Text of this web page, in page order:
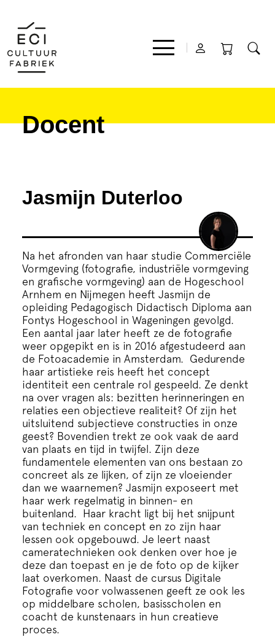
Film
Theater
Expo
Cursus
Onderwijs
ECI Cultuurcafé
Over ons
Contact
Steun ons
Docent
Jasmijn Duterloo
Na het afronden van haar studie Commerciële
Vormgeving (fotografie, industriële vormgeving
en grafische vormgeving) aan de Hogeschool
Arnhem en Nijmegen heeft Jasmijn de
opleiding Pedagogisch Didactisch Diploma aan
Fontys Hogeschool in Wageningen gevolgd.
Een aantal jaar later heeft ze de fotografie
weer opgepikt en is in 2016 afgestudeerd aan
de Fotoacademie in Amsterdam. Gedurende
haar artistieke reis heeft het concept
identiteit een centrale rol gespeeld. Ze denkt
na over vragen als: bezitten herinneringen en
relaties een objectieve realiteit? Of zijn het
uitsluitend subjectieve constructies in onze
geest? Bovendien trekt ze ook vaak de aard
van plaats en tijd in twijfel. Zijn deze
fundamentele elementen van ons bestaan zo
concreet als ze lijken, of zijn ze vloeiender
dan we waarnemen? Jasmijn exposeert met
haar werk regelmatig in binnen- en
buitenland. Haar kracht ligt bij het snijpunt
van techniek en concept en zo zijn haar
lessen ook opgebouwd. Je leert naast
cameratechnieken ook denken over hoe je
deze dan toepast en je de foto op de kijker
laat overkomen. Naast de cursus Digitale
Fotografie voor volwassenen geeft ze ook les
op middelbare scholen, basisscholen en
coacht de kunstenaars in hun creatieve
proces.